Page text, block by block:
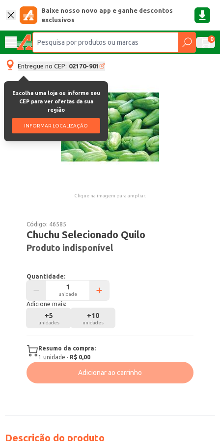
Baixe nosso novo app e ganhe descontos
exclusivos
0
Entregue no CEP: 02170-901
Escolha uma loja ou informe seu
CEP para ver ofertas da sua
região
INFORMAR LOCALIZAÇÃO
Clique na imagem para ampliar.
Código: 46585
Chuchu Selecionado Quilo
Produto indisponível
Quantidade:
unidade
Adicione mais:
+5
unidades
+10
unidades
Resumo da compra:
1 unidade · R$ 0,00
Adicionar ao carrinho
Descrição do produto